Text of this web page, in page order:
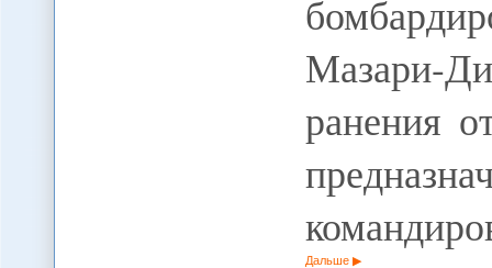
Мазари-
ранения
Дальше